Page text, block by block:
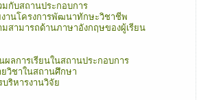
กับสถานประกอบการ
านโครงการพัฒนาทักษะวิชาชีพ
สามารถด้านภาษาอังกฤษของผู้เรียน
ลการเรียนในสถานประกอบการ
วิชาในสถานศึกษา
บริหารงานวิจัย